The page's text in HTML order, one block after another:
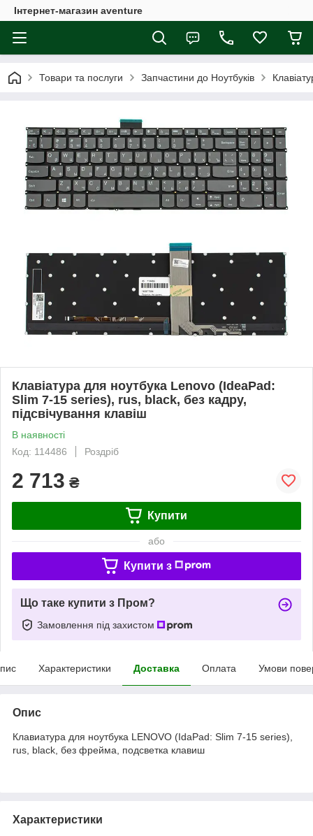
Інтернет-магазин aventure
Товари та послуги Запчастини до Ноутбуків
Клавіатура для ноутбука Lenovo (IdeaPad:
Slim 7-15 series), rus, black, без кадру,
підсвічування клавіш
В наявності
Код: 114486
Роздріб
2 713 ₴
Купити
або
Купити з
Що таке купити з Пром?
Замовлення під захистом
Характеристики Доставка Оплата Умови
Опис
Клавиатура для ноутбука LENOVO (IdaPad: Slim 7-15 series),
rus, black, без фрейма, подсветка клавиш
Характеристики